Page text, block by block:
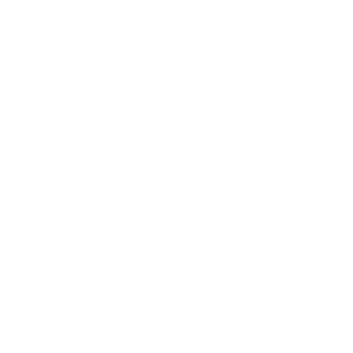
です。
ず変更すること